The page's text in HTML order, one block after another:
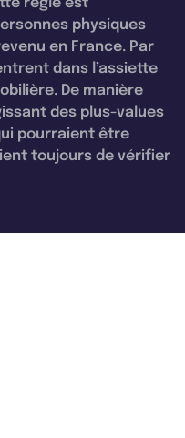
règle est
physiques
en France. Par
dans l’assiette
De manière
des plus-values
pourraient être
toujours de vérifier